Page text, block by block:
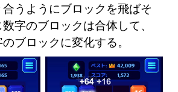
合うようにブロックを飛ばそ
字のブロックは合体して、
ブロックに変化する。